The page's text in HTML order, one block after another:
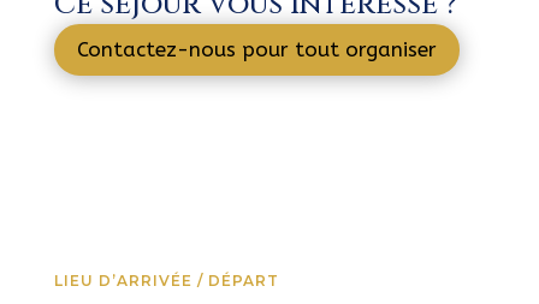
Contactez-nous pour tout organiser
LIEU D’ARRIVÉE / DÉPART